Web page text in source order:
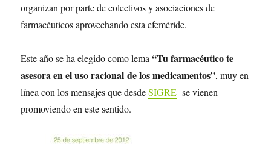
organizan por parte de colectivos y asociaciones de
farmacéuticos aprovechando esta efeméride.
Este año se ha elegido como lema“Tu farmacéutico te
asesora en el uso racionalde los medicamentos”, muy en
línea con los mensajes que desdeSIGRE se vienen
promoviendo en este sentido.